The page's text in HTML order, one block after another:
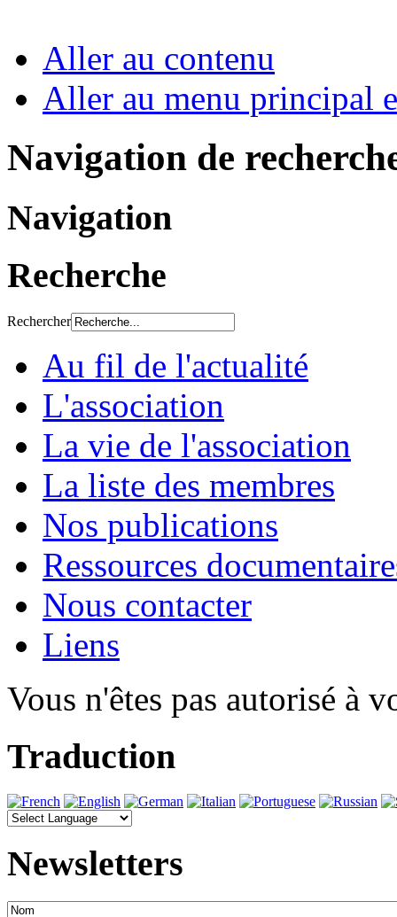
Aller au contenu
Aller au menu principal
Navigation de
Navigation
Recherche
Rechercher
Au fil de l'actualité
L'association
La vie de l'association
La liste des membres
Nos publications
Ressources
Nous contacter
Liens
Vous n'êtes pas autorisé à
Traduction
Newsletters